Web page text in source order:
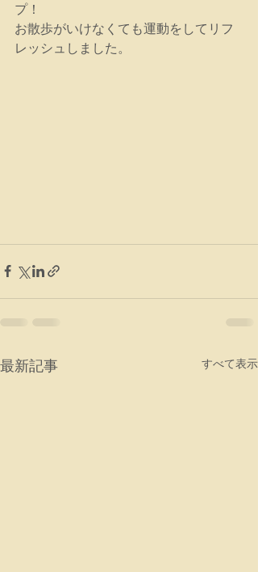
プ！
お散歩がいけなくても運動をしてリフ
レッシュしました。
最新記事 すべて表示